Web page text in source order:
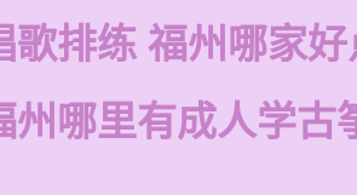
歌排练 福州哪家好
州哪里有成人学古